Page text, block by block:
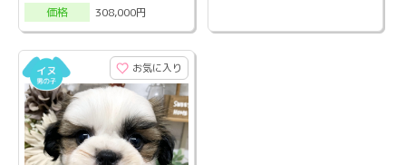
価格
308,000円
お気に入り